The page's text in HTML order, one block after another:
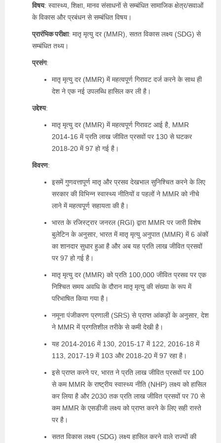
विषय: स्वास्थ्य, शिक्षा, मानव संसाधनों से सम्बंधित सामाजिक क्षेत्र/सवाओं
के विकास और प्रबंधन से सम्बंधित विषय।
प्रारंभिक परीक्षा: मातृ मृत्यु दर (MMR), सतत विकास लक्ष्य (SDG) से
सम्बंधित तथ्य।
प्रसंग:
मातृ मृत्यु दर (MMR) में महत्वपूर्ण गिरावट दर्ज करने के साथ ही
देश ने एक नई उपलब्धि हासिल कर ली है।
उद्देश्य:
मातृ मृत्यु दर (MMR) में महत्वपूर्ण गिरावट आई है, MMR
2014-16 में प्रति लाख जीवित प्रसवों पर 130 से घटकर
2018-20 में 97 हो गई है।
विवरण:
इसमें गुणवत्तापूर्ण मातृ और प्रसव देखभाल सुनिश्चित करने के लिए
सरकार की विभिन्न स्वास्थ्य नीतियों व पहलों ने MMR को नीचे
लाने में महत्वपूर्ण सहायता की है।
भारत के रजिस्ट्रार जनरल (RGI) द्वारा MMR पर जारी विशेष
बुलेटिन के अनुसार, भारत में मातृ मृत्यु अनुपात (MMR) में 6 अंकों
का शानदार सुधार हुआ है और अब यह प्रति लाख जीवित प्रसवों
पर 97 हो गई है।
मातृ मृत्यु दर (MMR) को प्रति 100,000 जीवित प्रसव पर एक
निश्चित समय अवधि के दौरान मातृ मृत्यु की संख्या के रूप में
परिभाषित किया गया है।
नमूना पंजीकरण प्रणाली (SRS) से प्राप्त आंकड़ों के अनुसार, देश
ने MMR में प्रगतिशील तरीके से कमी देखी है।
यह 2014-2016 में 130, 2015-17 में 122, 2016-18 में
113, 2017-19 में 103 और 2018-20 में 97 रहा है।
इसे प्राप्त करने पर, भारत ने प्रति लाख जीवित प्रसवों पर 100
से कम MMR के राष्ट्रीय स्वास्थ्य नीति (NHP) लक्ष्य को हासिल
कर लिया है और 2030 तक प्रति लाख जीवित प्रसवों पर 70 से
कम MMR के एसडीजी लक्ष्य को प्राप्त करने के लिए सही रास्ते
पर है।
सतत विकास लक्ष्य (SDG) लक्ष्य हासिल करने वाले राज्यों की